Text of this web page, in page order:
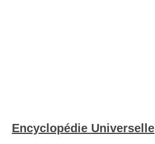
Encyclopédie Universelle